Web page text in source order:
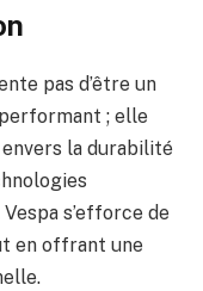
pas d’être un
; elle
la durabilité
s’efforce de
en offrant une